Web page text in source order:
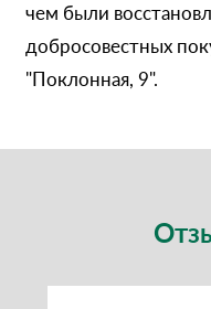
чем были
добросовестных
"Поклонная, 9".